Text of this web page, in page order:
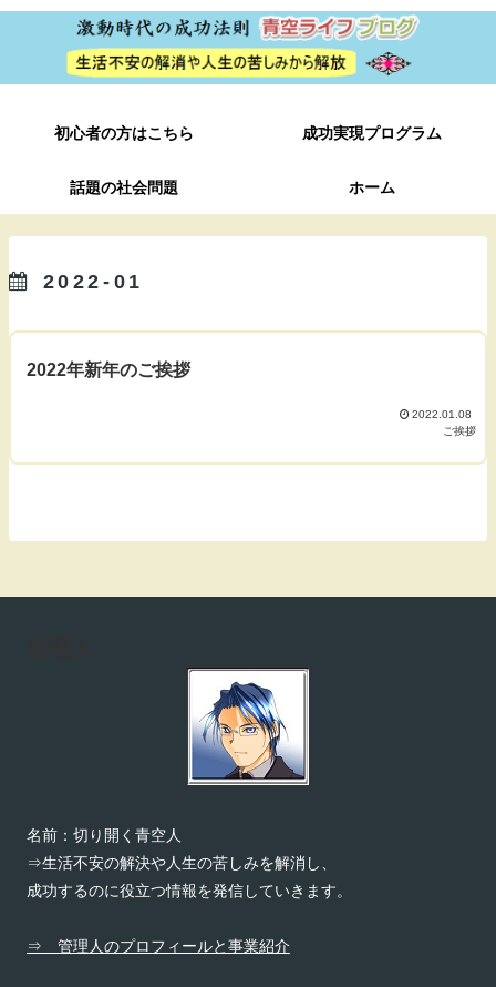
初心者の方はこちら 成功実現プログラム
話題の社会問題 ホーム
2022-01
2022年新年のご挨拶
2022.01.08
ご挨拶
名前：切り開く青空人
⇒生活不安の解決や人生の苦しみを解消し、
成功するのに役立つ情報を発信していきます。
⇒ 管理人のプロフィールと事業紹介